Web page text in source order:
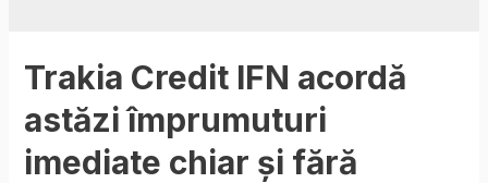
Trakia Credit IFN acordă
astăzi împrumuturi
imediate chiar și fără